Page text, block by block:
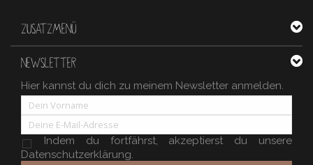
ZUSATZMENÜ
NEWSLETTER
Hier kannst du dich zu meinem Newsletter anmelden.
Indem du fortfährst, akzeptierst du unsere
Datenschutzerklärung.